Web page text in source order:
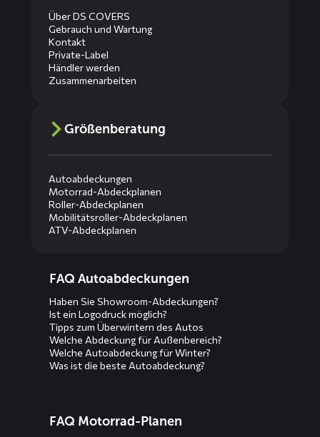
Über DS COVERS
Gebrauch und Wartung
Kontakt
Private-Label
Händler werden
Zusammenarbeiten
Größenberatung
Autoabdeckungen
Motorrad-Abdeckplanen
Roller-Abdeckplanen
Mobilitätsroller-Abdeckplanen
ATV-Abdeckplanen
menusFAQ Autoabdeckungen
Haben Sie Showroom-Abdeckungen?
Ist ein Logodruck möglich?
Tipps zum Überwintern des Autos
Welche Abdeckung für Außenbereich?
Welche Autoabdeckung für Winter?
Was ist die beste Autoabdeckung?
FAQ Motorrad-Planen